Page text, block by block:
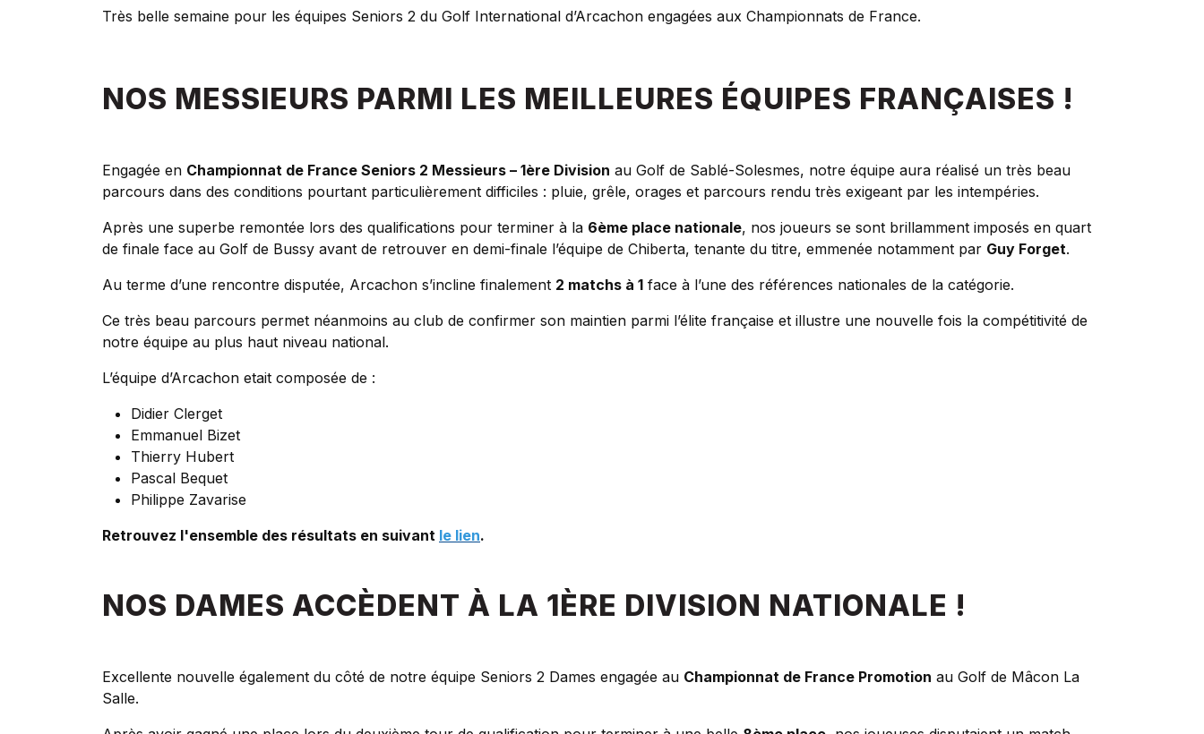
Très belle semaine pour les équipes Seniors 2 du Golf International d’Arcachon engagées aux Championnats de France.
NOS MESSIEURS PARMI LES MEILLEURES ÉQUIPES FRANÇAISES !
Engagée en Championnat de France Seniors 2 Messieurs – 1ère Division au Golf de Sablé-Solesmes, notre équipe aura réalisé un très beau
parcours dans des conditions pourtant particulièrement difficiles : pluie, grêle, orages et parcours rendu très exigeant par les intempéries.
Après une superbe remontée lors des qualifications pour terminer à la 6ème place nationale, nos joueurs se sont brillamment imposés en quart
de finale face au Golf de Bussy avant de retrouver en demi-finale l’équipe de Chiberta, tenante du titre, emmenée notamment par Guy Forget.
Au terme d’une rencontre disputée, Arcachon s’incline finalement 2 matchs à 1 face à l’une des références nationales de la catégorie.
Ce très beau parcours permet néanmoins au club de confirmer son maintien parmi l’élite française et illustre une nouvelle fois la compétitivité de
notre équipe au plus haut niveau national.
L’équipe d’Arcachon etait composée de :
Didier Clerget
Emmanuel Bizet
Thierry Hubert
Pascal Bequet
Philippe Zavarise
Retrouvez l'ensemble des résultats en suivant le lien.
NOS DAMES ACCÈDENT À LA 1ÈRE DIVISION NATIONALE !
Excellente nouvelle également du côté de notre équipe Seniors 2 Dames engagée au Championnat de France Promotion au Golf de Mâcon La
Salle.